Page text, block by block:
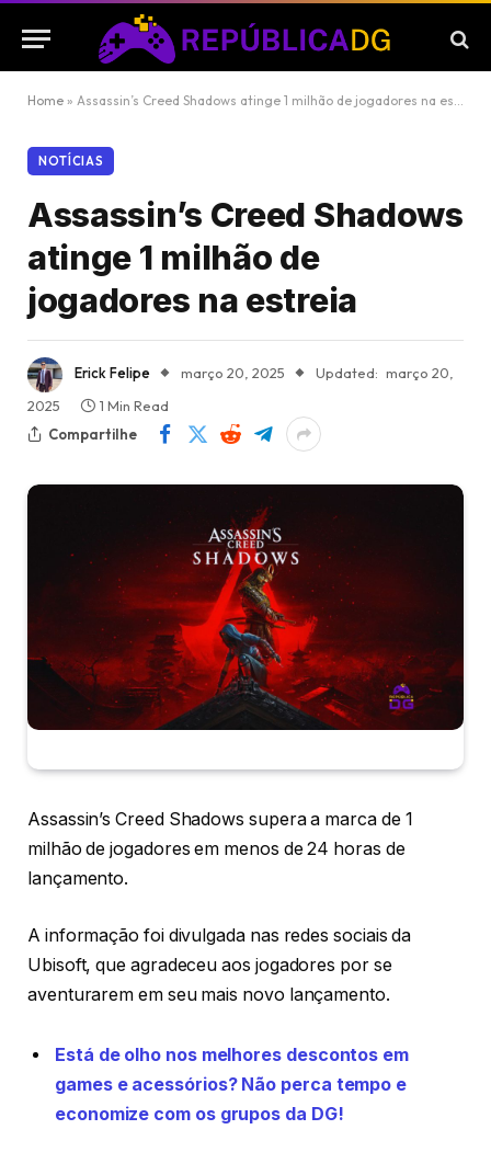
Home » Assassin’s Creed Shadows atinge 1 milhão de jogadores na estreia
NOTÍCIAS
Assassin’s Creed Shadows
atinge 1 milhão de
jogadores na estreia
Erick Felipe março 20, 2025 Updated: março 20,
2025
1 Min Read
Compartilhe
Assassin’s Creed Shadows supera a marca de 1
milhão de jogadores em menos de 24 horas de
lançamento.
A informação foi divulgada nas redes sociais da
Ubisoft, que agradeceu aos jogadores por se
aventurarem em seu mais novo lançamento.
Está de olho nos melhores descontos em
games e acessórios? Não perca tempo e
economize com os grupos da DG!